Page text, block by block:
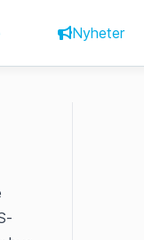
Nyheter